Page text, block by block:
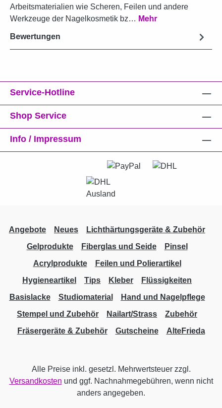
Arbeitsmaterialien wie Scheren, Feilen und andere
Werkzeuge der Nagelkosmetik bz… Mehr
Bewertungen
Service-Hotline
Shop Service
Info / Impressum
Angebote Neues
Lichthärtungsgeräte & Zubehör
Gelprodukte
Fiberglas und Seide
Pinsel
Acrylprodukte
Feilen und Polierartikel
Hygieneartikel
Tips Kleber
Flüssigkeiten
Basislacke
Studiomaterial
Hand und Nagelpflege
Stempel und Zubehör
Nailart/Strass
Zubehör
Fräsergeräte & Zubehör
Gutscheine AlteFrieda
Alle Preise inkl. gesetzl. Mehrwertsteuer zzgl.
Versandkosten und ggf. Nachnahmegebühren, wenn nicht
anders angegeben.